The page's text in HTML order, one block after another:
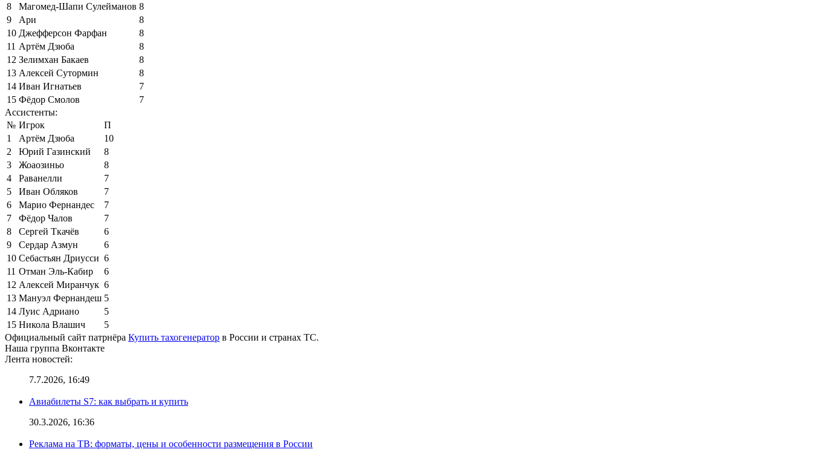
8
Магомед-Шапи Сулейманов 8
9
Ари
8
10 Джефферсон Фарфан
8
11 Артём Дзюба
8
12 Зелимхан Бакаев
8
13 Алексей Сутормин
8
14 Иван Игнатьев
7
15 Фёдор Смолов
7
Ассистенты:
№ Игрок
П
1
Артём Дзюба
10
2
Юрий Газинский
8
3
Жоаозиньо
8
4
Раванелли
7
5
Иван Обляков
7
6
Марио Фернандес
7
7
Фёдор Чалов
7
8
Сергей Ткачёв
6
9
Сердар Азмун
6
10 Себастьян Дриусси 6
11 Отман Эль-Кабир
6
12 Алексей Миранчук 6
13 Мануэл Фернандеш 5
14 Луис Адриано
5
15 Никола Влашич
5
Официальный сайт патрнёра Купить тахогенератор в России и странах ТС.
Наша группа Вконтакте
Лента новостей:
7.7.2026, 16:49
Авиабилеты S7: как выбрать и купить
30.3.2026, 16:36
Реклама на ТВ: форматы, цены и особенности размещения в России